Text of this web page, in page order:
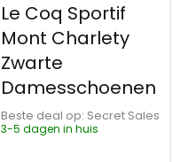
Le Coq Sportif
Mont Charlety
Zwarte
Damesschoenen
Beste deal op:
Secret Sales
3-5 dagen in huis